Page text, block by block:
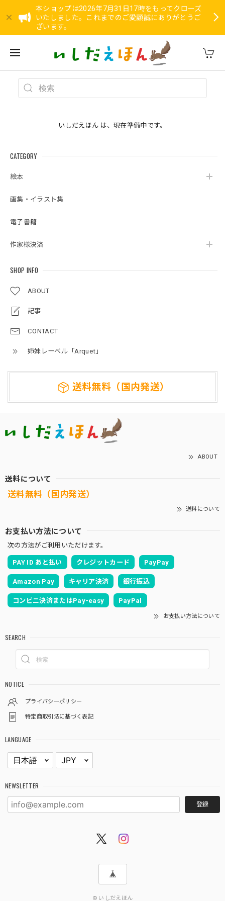
本ショップは2026年7月31日17時をもってクローズ
いたしました。これまでのご愛顧誠にありがとうご
ざいます。
CATEGORY
絵本
画集・イラスト集
電子書籍
作家様決済
SHOP INFO
ABOUT
記事
CONTACT
姉妹レーベル「Arquet」
送料無料（国内発送）
いしだえほん は、現在準備中です。
ABOUT
送料について
送料無料（国内発送）
送料について
お支払い方法について
次の方法がご利用いただけます。
PAY ID あと払い クレジットカード PayPay
Amazon Pay キャリア決済 銀行振込
コンビニ決済またはPay-easy PayPal
お支払い方法について
SEARCH
NOTICE
プライバシーポリシー
特定商取引法に基づく表記
LANGUAGE
NEWSLETTER
登録
© いしだえほん